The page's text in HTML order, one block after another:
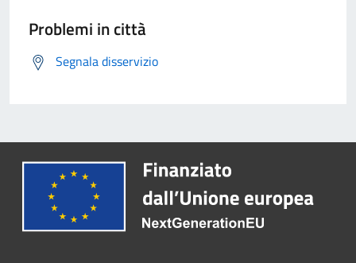
Problemi in città
Segnala disservizio